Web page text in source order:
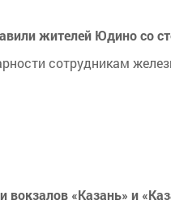
жителей Юдино со
сотрудникам
вокзалов «Казань» и